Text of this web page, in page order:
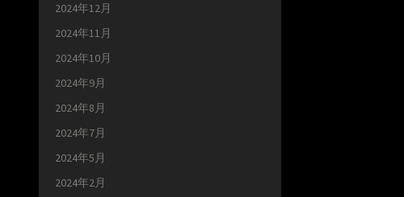
2024年12月
2024年11月
2024年10月
2024年9月
2024年8月
2024年7月
2024年5月
2024年2月